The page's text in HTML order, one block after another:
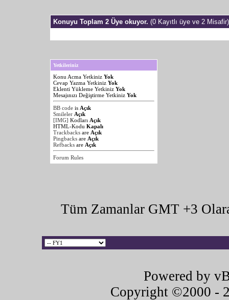
Konuyu Toplam 2 Üye okuyor. (0 Kayıtlı üye ve 2 Misafir)
Yetkileriniz
Konu Acma Yetkiniz Yok
Cevap Yazma Yetkiniz Yok
Eklenti Yükleme Yetkiniz Yok
Mesajınızı Değiştirme Yetkiniz Yok
BB code is Açık
Smileler Açık
[IMG] Kodları Açık
HTML-Kodu Kapalı
Trackbacks are Açık
Pingbacks are Açık
Refbacks are Açık
Forum Rules
Tüm Zamanlar GMT +3
Powered by
Copyright ©2000 -